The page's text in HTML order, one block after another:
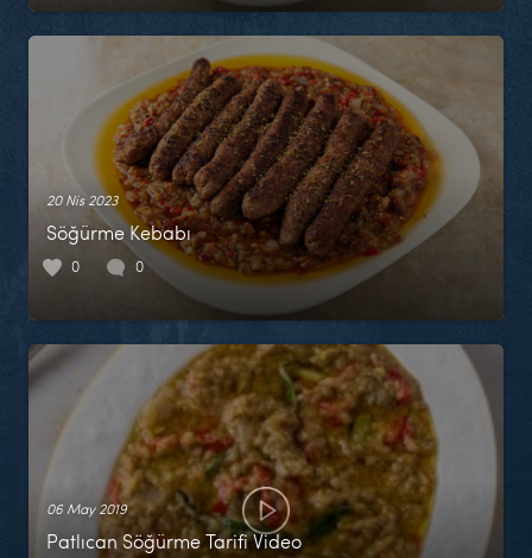
20 Nis 2023
Söğürme Kebabı
0 0
06 May 2019
Patlıcan Söğürme Tarifi Video